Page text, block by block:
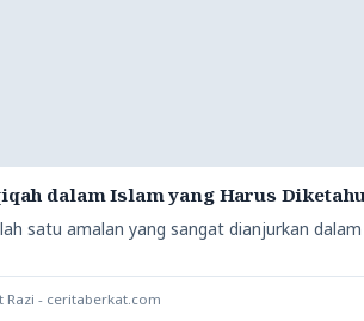
dalam Islam yang Harus
satu amalan yang sangat dianjurkan
Razi - ceritaberkat.com